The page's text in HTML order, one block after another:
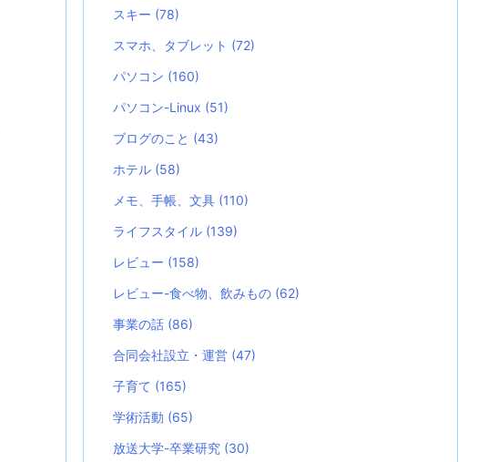
スキー (78)
スマホ、タブレット (72)
パソコン (160)
パソコン-Linux (51)
ブログのこと (43)
ホテル (58)
メモ、手帳、文具 (110)
ライフスタイル (139)
レビュー (158)
レビュー-食べ物、飲みもの (62)
事業の話 (86)
合同会社設立・運営 (47)
子育て (165)
学術活動 (65)
放送大学-卒業研究 (30)